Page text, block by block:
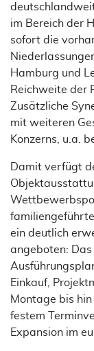
im Bereich der
sofort die
Hamburg und
Reichweite der
Zusätzliche
mit weiteren
Konzerns, u.a.
Damit verfügt
ein deutlich
angeboten:
Einkauf,
Montage bis
festem
Expansion im